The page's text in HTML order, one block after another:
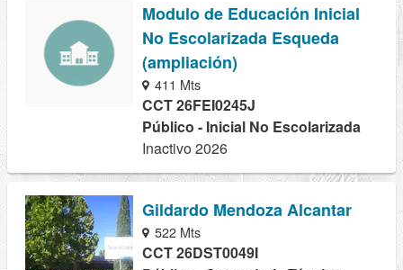
Modulo de Educación Inicial
No Escolarizada Esqueda
(ampliación)
411 Mts
CCT 26FEI0245J
Público - Inicial No Escolarizada
Inactivo 2026
Gildardo Mendoza Alcantar
522 Mts
CCT 26DST0049I